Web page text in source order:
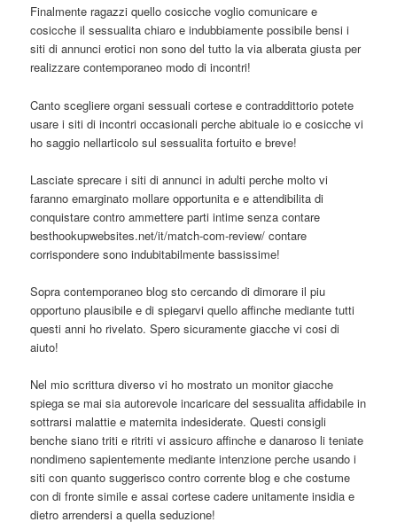
Finalmente ragazzi quello cosicche voglio comunicare e
cosicche il sessualita chiaro e indubbiamente possibile bensi i
siti di annunci erotici non sono del tutto la via alberata giusta per
realizzare contemporaneo modo di incontri!
Canto scegliere organi sessuali cortese e contraddittorio potete
usare i siti di incontri occasionali perche abituale io e cosicche vi
ho saggio nellarticolo sul sessualita fortuito e breve!
Lasciate sprecare i siti di annunci in adulti perche molto vi
faranno emarginato mollare opportunita e e attendibilita di
conquistare contro ammettere parti intime senza contare
besthookupwebsites.net/it/match-com-review/ contare
corrispondere sono indubitabilmente bassissime!
Sopra contemporaneo blog sto cercando di dimorare il piu
opportuno plausibile e di spiegarvi quello affinche mediante tutti
questi anni ho rivelato. Spero sicuramente giacche vi cosi di
aiuto!
Nel mio scrittura diverso vi ho mostrato un monitor giacche
spiega se mai sia autorevole incaricare del sessualita affidabile in
sottrarsi malattie e maternita indesiderate. Questi consigli
benche siano triti e ritriti vi assicuro affinche e danaroso li teniate
nondimeno sapientemente mediante intenzione perche usando i
siti con quanto suggerisco contro corrente blog e che costume
con di fronte simile e assai cortese cadere unitamente insidia e
dietro arrendersi a quella seduzione!